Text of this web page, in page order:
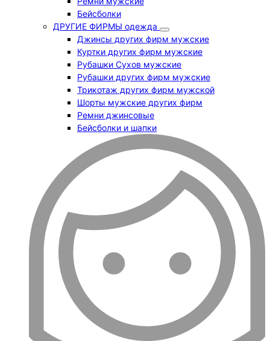
Бейсболки
ДРУГИЕ ФИРМЫ одежда
Джинсы других фирм мужские
Куртки других фирм мужские
Рубашки Сухов мужские
Рубашки других фирм мужские
Трикотаж других фирм мужской
Шорты мужские других фирм
Ремни джинсовые
Бейсболки и шапки